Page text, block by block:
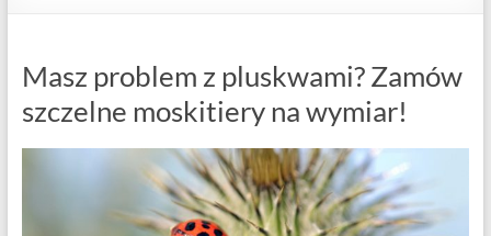
Masz problem z pluskwami? Zamów
szczelne moskitiery na wymiar!